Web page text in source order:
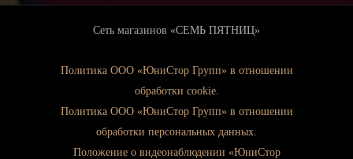
Сеть магазинов «СЕМЬ ПЯТНИЦ»
Политика ООО «ЮниСтор Групп» в отношении
обработки cookie.
Политика ООО «ЮниСтор Групп» в отношении
обработки персональных данных
Положение о видеонаблюдении «ЮниСтор